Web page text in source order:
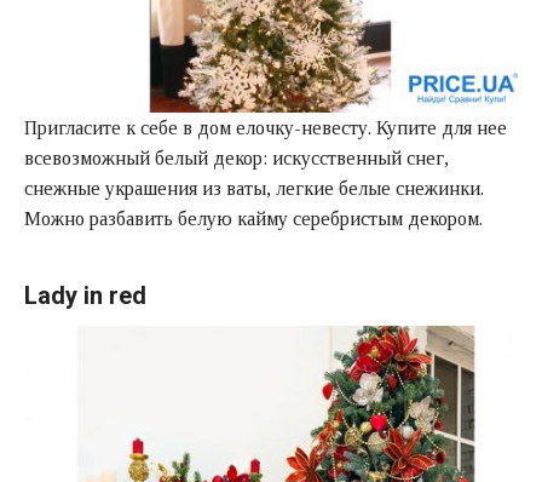
Пригласите к себе в дом елочку-невесту. Купите для нее
всевозможный белый декор: искусственный снег,
снежные украшения из ваты, легкие белые снежинки.
Можно разбавить белую кайму серебристым декором.
Lady in red